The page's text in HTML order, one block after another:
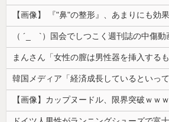
【画像】カップヌードル、限界突破ｗｗｗ